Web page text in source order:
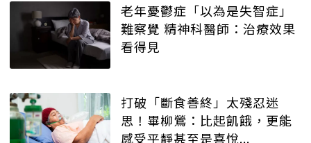
老年憂鬱症「以為是失智症」
難察覺 精神科醫師：治療效果
看得見
打破「斷食善終」太殘忍迷
思！畢柳鶯：比起飢餓，更能
感受平靜甚至是喜悅...